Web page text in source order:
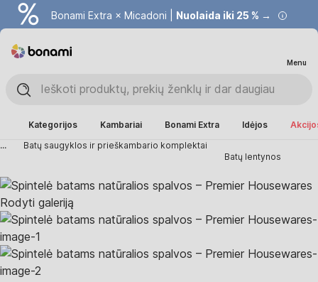
Bonami Extra × Micadoni | Nuolaida iki 25 % →
Menu
Kategorijos Kambariai Bonami Extra Idėjos
...
Batų saugyklos ir prieškambario komplektai
Batų lentynos
Rodyti galeriją